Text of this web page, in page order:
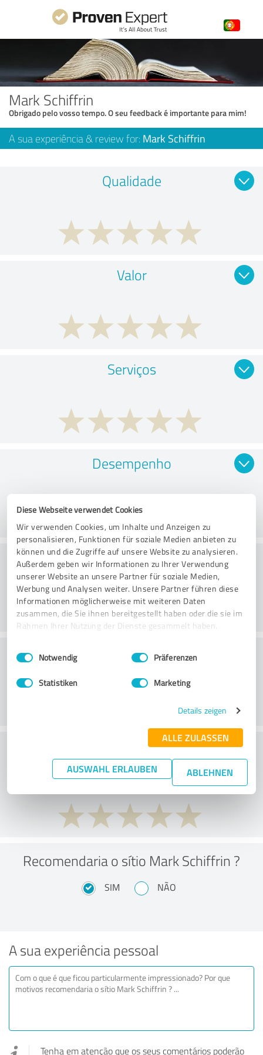
Diese Webseite verwendet Cookies
Wir verwenden Cookies, um Inhalte und Anzeigen zu
personalisieren, Funktionen für soziale Medien anbieten zu
können und die Zugriffe auf unsere Website zu analysieren.
Außerdem geben wir Informationen zu Ihrer Verwendung
unserer Website an unsere Partner für soziale Medien,
Werbung und Analysen weiter. Unsere Partner führen diese
Informationen möglicherweise mit weiteren Daten
zusammen, die Sie ihnen bereitgestellt haben oder die sie im
Rahmen Ihrer Nutzung der Dienste gesammelt haben.
Impressum Datenschutzbestimmungen
Einwilligungsauswahl
Notwendig Präferenzen
Statistiken Marketing
Details zeigen
ALLE ZULASSEN
AUSWAHL ERLAUBEN ABLEHNEN
Mark Schiffrin
Obrigado pelo vosso tempo. O seu feedback é importante para mim!
A sua experiência & review for: Mark Schiffrin
Qualidade
Valor
Serviços
Desempenho
Consultoria
Serviço ao cliente
O que acha da relação
preço/desempenho?
Recomendaria o sítio Mark Schiffrin ?
SIM NÃO
A sua experiência pessoal
Tenha em atenção que os seus comentários poderão